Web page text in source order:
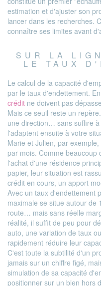
estimation et d'ajuster son
lancer dans les recherches.
connaître ses limites avant
SUR LA
LE TAUX
Le calcul de la capacité
par le taux d'endettement.
crédit ne doivent pas
Mais ce seuil reste un
une direction… sans suffire
l'adaptent ensuite à votre
Marie et Julien, par
par mois. Comme beaucoup
l'achat d'une résidence
papier, leur situation est
crédit en cours, un apport
Avec un taux d'endettement
maximale se situe autour de
route… mais sans réelle
réalité, il suffit de peu pour
auto, une variation de taux
rapidement réduire leur
C'est toute la subtilité d'un
jamais sur un chiffre figé,
simulation de sa capacité
positionner sur un bien hors